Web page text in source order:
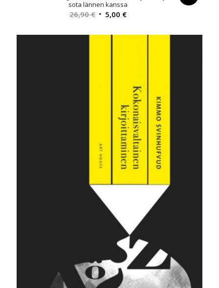
sota lännen kanssa
26,90€ Alkuperäinen
oli:
5,00 €Nykyinen
on: